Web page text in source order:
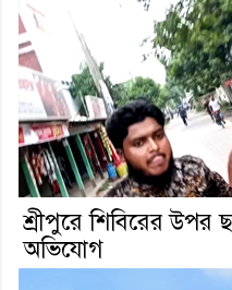
শ্রীপুরে শিবিরের উপর
অভিযোগ